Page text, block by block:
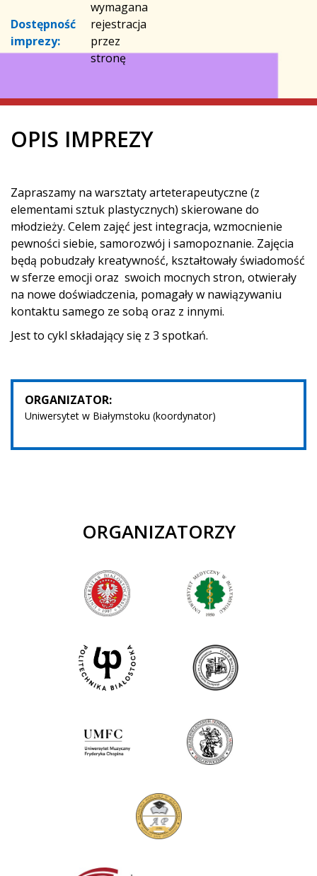
Dostępność
imprezy:
wymagana
rejestracja
przez
stronę
OPIS IMPREZY
Zapraszamy na warsztaty arteterapeutyczne (z
elementami sztuk plastycznych) skierowane do
młodzieży. Celem zajęć jest integracja, wzmocnienie
pewności siebie, samorozwój i samopoznanie. Zajęcia
będą pobudzały kreatywność, kształtowały świadomość
w sferze emocji oraz swoich mocnych stron, otwierały
na nowe doświadczenia, pomagały w nawiązywaniu
kontaktu samego ze sobą oraz z innymi.
Jest to cykl składający się z 3 spotkań.
ORGANIZATOR:
Uniwersytet w Białymstoku (koordynator)
ORGANIZATORZY